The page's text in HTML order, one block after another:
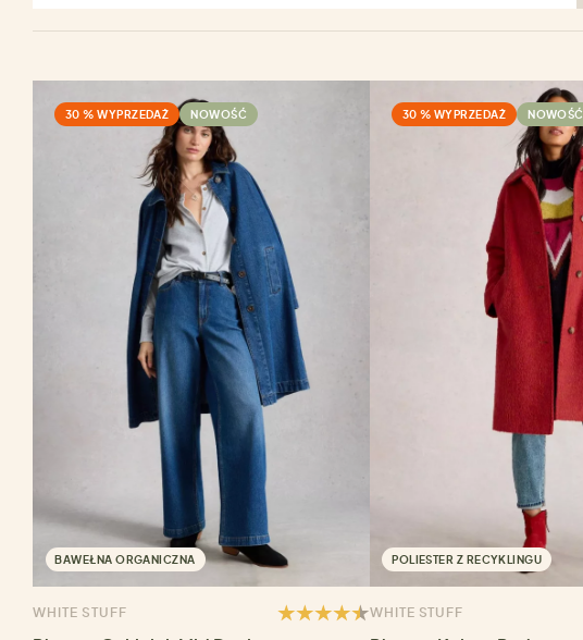
30 % WYPRZEDAŻ NOWOŚĆ
BAWEŁNA ORGANICZNA
WHITE STUFF
30 % WYPRZEDAŻ NOWOŚĆ
POLIESTER Z RECYKLINGU
WHITE STUFF